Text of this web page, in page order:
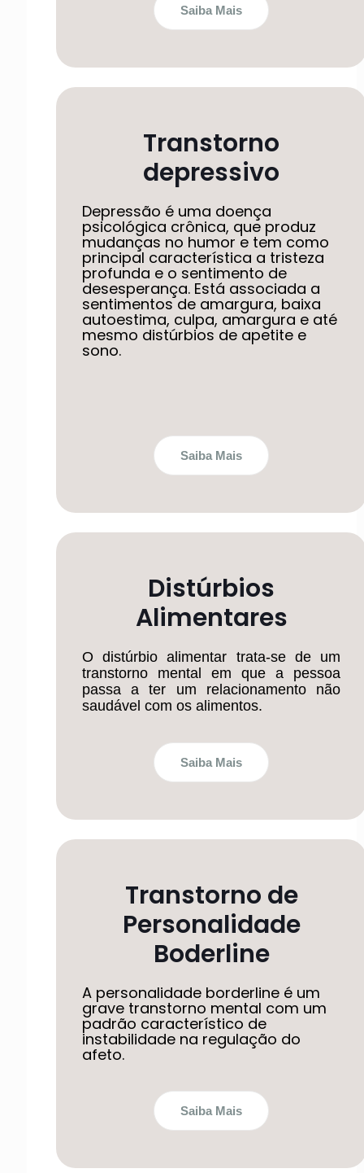
Saiba Mais
Transtorno
depressivo
Depressão é uma doença
psicológica crônica, que produz
mudanças no humor e tem como
principal característica a tristeza
profunda e o sentimento de
desesperança. Está associada a
sentimentos de amargura, baixa
autoestima, culpa, amargura e até
mesmo distúrbios de apetite e
sono.
Saiba Mais
Distúrbios
Alimentares
O distúrbio alimentar trata-se de um
transtorno mental em que a pessoa
passa a ter um relacionamento não
saudável com os alimentos.
Saiba Mais
Transtorno de
Personalidade
Boderline
A personalidade borderline é um
grave transtorno mental com um
padrão característico de
instabilidade na regulação do
afeto.
Saiba Mais